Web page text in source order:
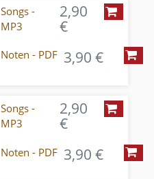
Songs -
MP3
2,90
€
Noten - PDF 3,90 €
Songs -
MP3
2,90
€
Noten - PDF 3,90 €